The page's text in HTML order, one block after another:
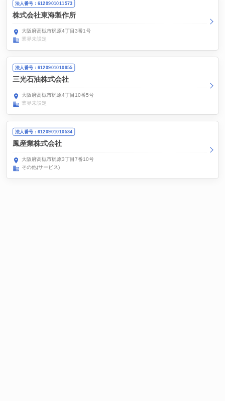
法人番号：6120901011573
株式会社東海製作所
大阪府高槻市梶原4丁目3番1号
業界未設定
法人番号：6120901010955
三光石油株式会社
大阪府高槻市梶原4丁目10番5号
業界未設定
法人番号：6120901010534
鳳産業株式会社
大阪府高槻市梶原3丁目7番10号
その他(サービス)